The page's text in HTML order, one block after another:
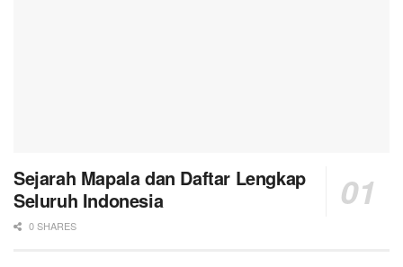
Sejarah Mapala dan Daftar Lengkap
Seluruh Indonesia
0 SHARES